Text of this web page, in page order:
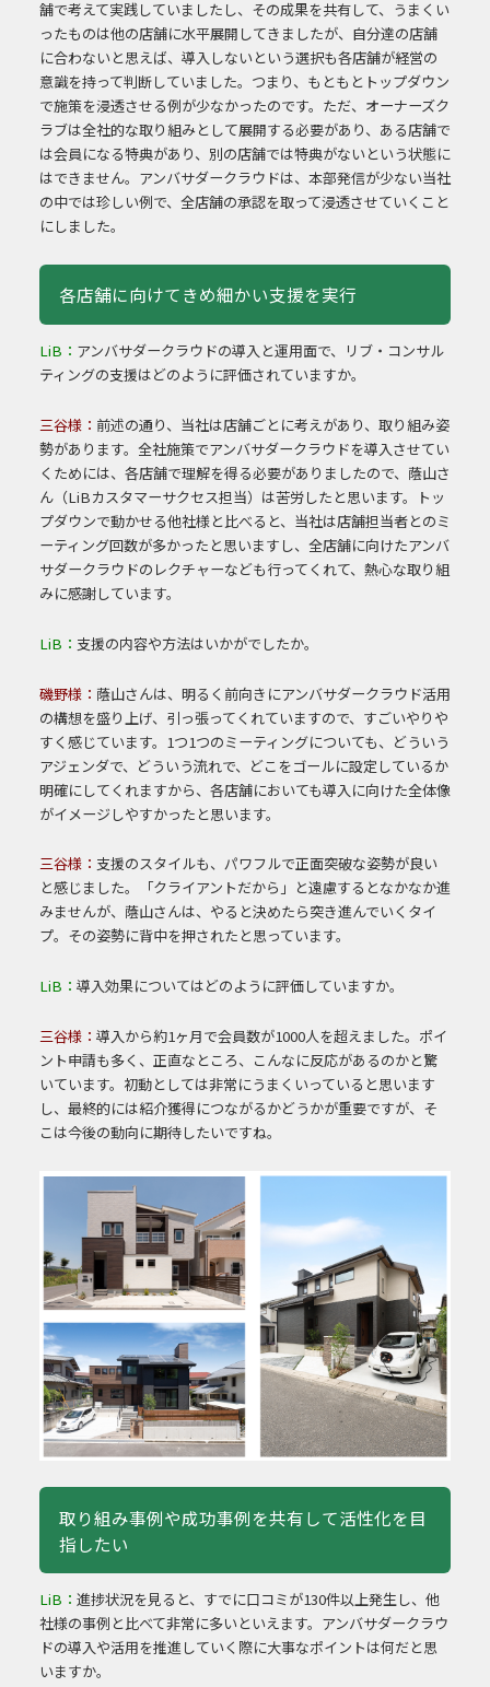
舗で考えて実践していましたし、その成果を共有して、うまくい
ったものは他の店舗に水平展開してきましたが、自分達の店舗
に合わないと思えば、導入しないという選択も各店舗が経営の
意識を持って判断していました。つまり、もともとトップダウン
で施策を浸透させる例が少なかったのです。ただ、オーナーズク
ラブは全社的な取り組みとして展開する必要があり、ある店舗で
は会員になる特典があり、別の店舗では特典がないという状態に
はできません。アンバサダークラウドは、本部発信が少ない当社
の中では珍しい例で、全店舗の承認を取って浸透させていくこと
にしました。
各店舗に向けてきめ細かい支援を実行
LiB： アンバサダークラウドの導入と運用面で、リブ・コンサル
ティングの支援はどのように評価されていますか。
三谷様： 前述の通り、当社は店舗ごとに考えがあり、取り組み姿
勢があります。全社施策でアンバサダークラウドを導入させてい
くためには、各店舗で理解を得る必要がありましたので、蔭山さ
ん（LiBカスタマーサクセス担当）は苦労したと思います。トッ
プダウンで動かせる他社様と比べると、当社は店舗担当者とのミ
ーティング回数が多かったと思いますし、全店舗に向けたアンバ
サダークラウドのレクチャーなども行ってくれて、熱心な取り組
みに感謝しています。
LiB： 支援の内容や方法はいかがでしたか。
磯野様： 蔭山さんは、明るく前向きにアンバサダークラウド活用
の構想を盛り上げ、引っ張ってくれていますので、すごいやりや
すく感じています。1つ1つのミーティングについても、どういう
アジェンダで、どういう流れで、どこをゴールに設定しているか
明確にしてくれますから、各店舗においても導入に向けた全体像
がイメージしやすかったと思います。
三谷様： 支援のスタイルも、パワフルで正面突破な姿勢が良い
と感じました。「クライアントだから」と遠慮するとなかなか進
みませんが、蔭山さんは、やると決めたら突き進んでいくタイ
プ。その姿勢に背中を押されたと思っています。
LiB： 導入効果についてはどのように評価していますか。
三谷様： 導入から約1ヶ月で会員数が1000人を超えました。ポイ
ント申請も多く、正直なところ、こんなに反応があるのかと驚
いています。初動としては非常にうまくいっていると思います
し、最終的には紹介獲得につながるかどうかが重要ですが、そ
こは今後の動向に期待したいですね。
取り組み事例や成功事例を共有して活性化を目
指したい
LiB： 進捗状況を見ると、すでに口コミが130件以上発生し、他
社様の事例と比べて非常に多いといえます。アンバサダークラウ
ドの導入や活用を推進していく際に大事なポイントは何だと思
いますか。